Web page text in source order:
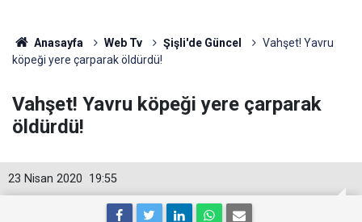
Anasayfa Web Tv Şişli'de Güncel
Vahşet! Yavru
köpeği yere çarparak öldürdü!
Vahşet! Yavru köpeği yere çarparak
öldürdü!
19:55
23 Nisan 2020